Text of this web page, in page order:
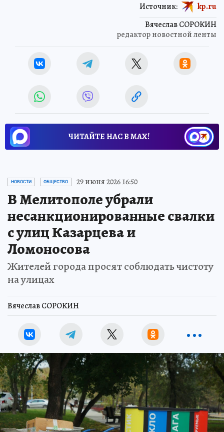
Вячеслав СОРОКИН
редактор новостной ленты
Источник: kp.ru
ЧИТАЙТЕ НАС В МАХ!
НОВОСТИ ОБЩЕСТВО 29 июня 2026 16:50
В Мелитополе убрали
несанкционированные свалки
с улиц Казарцева и
Ломоносова
Жителей города просят соблюдать чистоту
на улицах
Вячеслав СОРОКИН